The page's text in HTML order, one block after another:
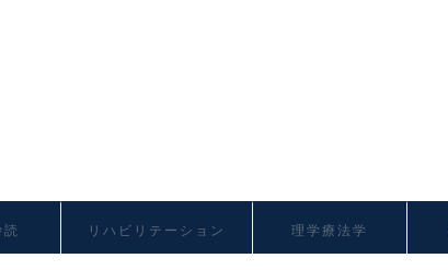
読 リハビリテーション 理学療法学